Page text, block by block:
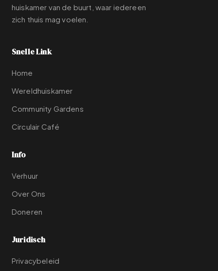
huiskamer van de buurt, waar iedereen
zich thuis mag voelen.
Snelle Link
Home
Wereldhuiskamer
Community Gardens
Circulair Café
Info
Verhuur
Over Ons
Doneren
Juridisch
Privacybeleid